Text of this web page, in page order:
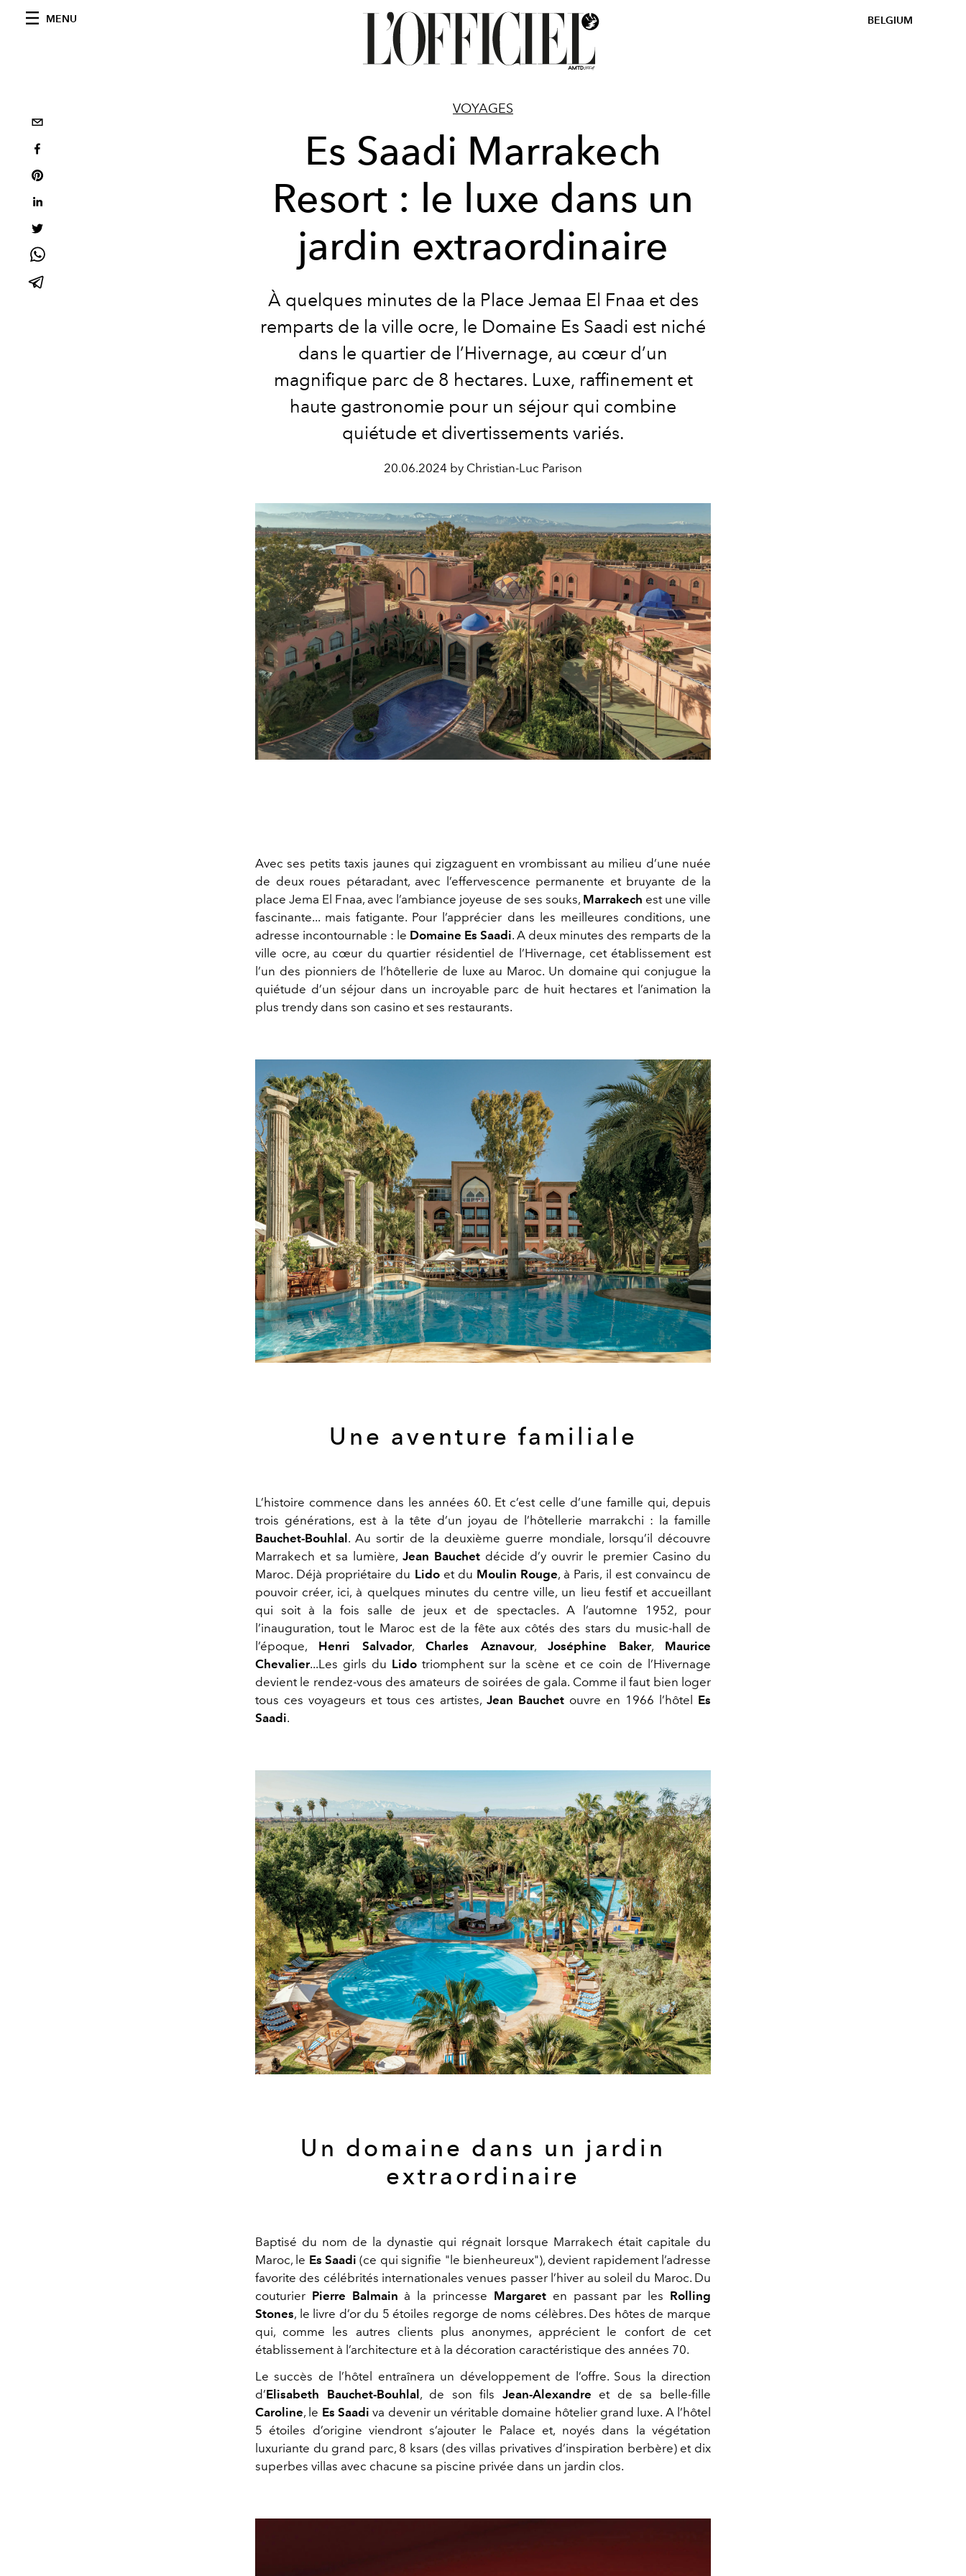
MENU BELGIUM
VOYAGES
Es Saadi Marrakech
Resort : le luxe dans un
jardin extraordinaire
À quelques minutes de la Place Jemaa El Fnaa et des
remparts de la ville ocre, le Domaine Es Saadi est niché
dans le quartier de l’Hivernage, au cœur d’un
magnifique parc de 8 hectares. Luxe, raffinement et
haute gastronomie pour un séjour qui combine
quiétude et divertissements variés.
20.06.2024 by Christian-Luc Parison
Avec ses petits taxis jaunes qui zigzaguent en vrombissant au milieu d’une nuée
de deux roues pétaradant, avec l’effervescence permanente et bruyante de la
place Jema El Fnaa, avec l’ambiance joyeuse de ses souks, Marrakech est une ville
fascinante... mais fatigante. Pour l’apprécier dans les meilleures conditions, une
adresse incontournable : le Domaine Es Saadi. A deux minutes des remparts de la
ville ocre, au cœur du quartier résidentiel de l’Hivernage, cet établissement est
l’un des pionniers de l’hôtellerie de luxe au Maroc. Un domaine qui conjugue la
quiétude d’un séjour dans un incroyable parc de huit hectares et l’animation la
plus trendy dans son casino et ses restaurants.
Une aventure familiale
L’histoire commence dans les années 60. Et c’est celle d’une famille qui, depuis
trois générations, est à la tête d’un joyau de l’hôtellerie marrakchi : la famille
Bauchet-Bouhlal . Au sortir de la deuxième guerre mondiale, lorsqu’il découvre
Marrakech et sa lumière, Jean Bauchet décide d’y ouvrir le premier Casino du
Maroc. Déjà propriétaire du Lidoet du Moulin Rouge, à Paris, il est convaincu de
pouvoir créer, ici, à quelques minutes du centre ville, un lieu festif et accueillant
qui soit à la fois salle de jeux et de spectacles. A l’automne 1952, pour
l’inauguration, tout le Maroc est de la fête aux côtés des stars du music-hall de
l’époque, Henri Salvador,Charles Aznavour,Joséphine Baker, Maurice
Chevalier...Les girls du Lido triomphent sur la scène et ce coin de l’Hivernage
devient le rendez-vous des amateurs de soirées de gala. Comme il faut bien loger
tous ces voyageurs et tous ces artistes, Jean Bauchet ouvre en 1966 l’hôtel Es
Saadi.
Un domaine dans un jardin
extraordinaire
Baptisé du nom de la dynastie qui régnait lorsque Marrakech était capitale du
Maroc, le Es Saadi(ce qui signifie "le bienheureux"), devient rapidement l’adresse
favorite des célébrités internationales venues passer l’hiver au soleil du Maroc. Du
couturier Pierre Balmain à la princesse Margareten passant par les Rolling
Stones, le livre d’or du 5 étoiles regorge de noms célèbres. Des hôtes de marque
qui, comme les autres clients plus anonymes, apprécient le confort de cet
établissement à l’architecture et à la décoration caractéristique des années 70.
Le succès de l’hôtel entraînera un développement de l’offre. Sous la direction
d’Elisabeth Bauchet-Bouhlal, de son fils Jean-Alexandre et de sa belle-fille
Caroline, le Es Saadi va devenir un véritable domaine hôtelier grand luxe. A l’hôtel
5 étoiles d’origine viendront s’ajouter le Palace et, noyés dans la végétation
luxuriante du grand parc, 8 ksars (des villas privatives d’inspiration berbère) et dix
superbes villas avec chacune sa piscine privée dans un jardin clos.